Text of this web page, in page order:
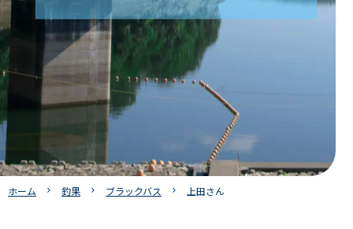
ホーム 釣果 ブラックバス 上田さん